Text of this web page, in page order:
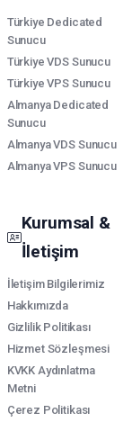
Türkiye Dedicated
Sunucu
Türkiye VDS Sunucu
Türkiye VPS Sunucu
Almanya Dedicated
Sunucu
Almanya VDS Sunucu
Almanya VPS Sunucu
Kurumsal &
İletişim
İletişim Bilgilerimiz
Hakkımızda
Gizlilik Politikası
Hizmet Sözleşmesi
KVKK Aydınlatma
Metni
Çerez Politikası